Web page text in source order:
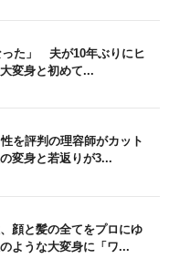
った」 夫が10年ぶりにヒ
身と初めて...
を評判の理容師がカット
身と若返りが3...
顔と髪の全てをプロにゆ
うな大変身に「ワ...